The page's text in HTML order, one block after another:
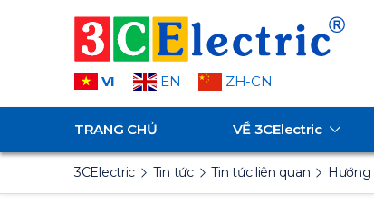
VI EN ZH-CN
TRANG CHỦ VỀ 3CElectric
3CElectric Tin tức Tin tức liên quan Hướng